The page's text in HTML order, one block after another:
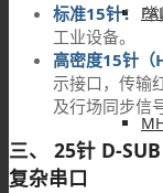
标准15针： 常
工业设备。
高密度15针（
示接口，传输
及行场同步信号
三、 25针 D-
复杂串口